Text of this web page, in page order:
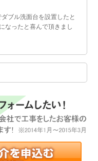
ブル洗面台を設置したと
なったと喜んで頂きまし